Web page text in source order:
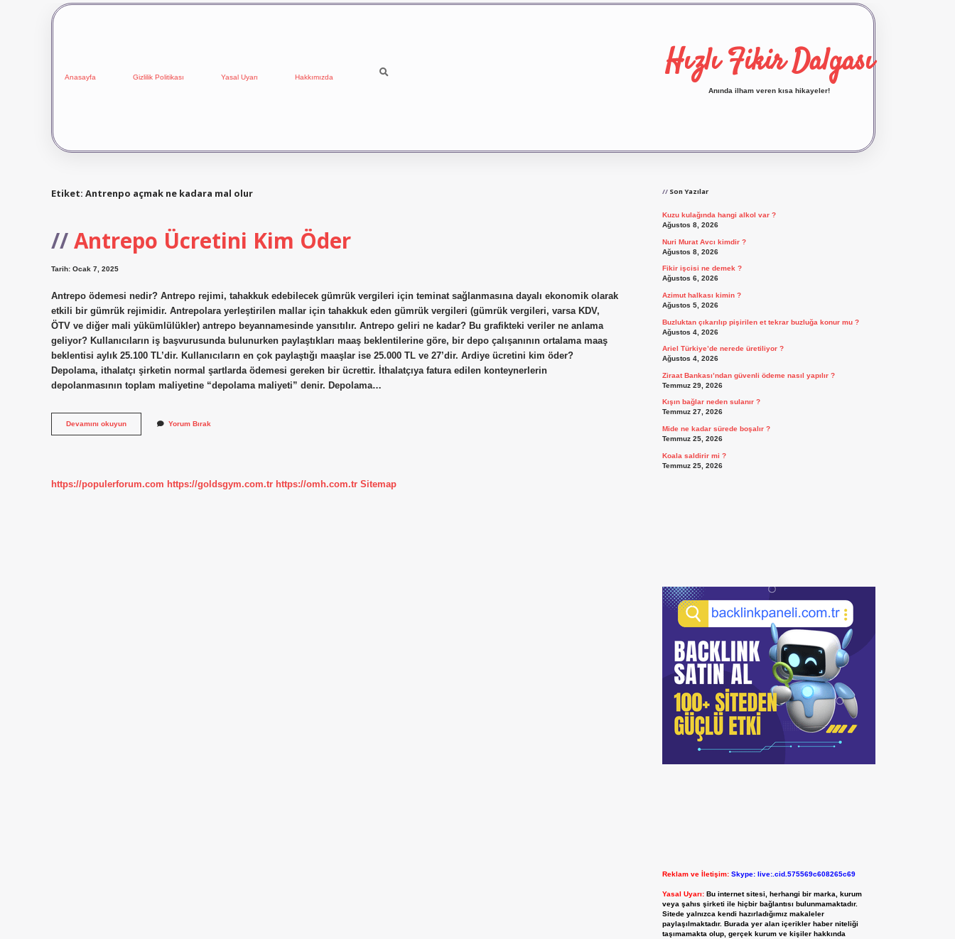
Anasayfa Gizlilik Politikası Yasal Uyarı Hakkımızda Hızlı Fikir Dalgası
Anında ilham veren kısa hikayeler!
Etiket: Antrenpo açmak ne kadara mal olur
Antrepo Ücretini Kim Öder
Tarih: Ocak 7, 2025
Antrepo ödemesi nedir? Antrepo rejimi, tahakkuk edebilecek gümrük vergileri için teminat sağlanmasına dayalı ekonomik olarak
etkili bir gümrük rejimidir. Antrepolara yerleştirilen mallar için tahakkuk eden gümrük vergileri (gümrük vergileri, varsa KDV,
ÖTV ve diğer mali yükümlülükler) antrepo beyannamesinde yansıtılır. Antrepo geliri ne kadar? Bu grafikteki veriler ne anlama
geliyor? Kullanıcıların iş başvurusunda bulunurken paylaştıkları maaş beklentilerine göre, bir depo çalışanının ortalama maaş
beklentisi aylık 25.100 TL’dir. Kullanıcıların en çok paylaştığı maaşlar ise 25.000 TL ve 27’dir. Ardiye ücretini kim öder?
Depolama, ithalatçı şirketin normal şartlarda ödemesi gereken bir ücrettir. İthalatçıya fatura edilen konteynerlerin
depolanmasının toplam maliyetine “depolama maliyeti” denir. Depolama…
Devamını okuyunAntrepo
Ücretini
Yorum Bırak
https://populerforum.com https://goldsgym.com.tr https://omh.com.tr Sitemap
Son Yazılar
Kuzu kulağında hangi alkol var ?
Ağustos 8, 2026
Nuri Murat Avcı kimdir ?
Ağustos 8, 2026
Fikir işcisi ne demek ?
Ağustos 6, 2026
Azimut halkası kimin ?
Ağustos 5, 2026
Buzluktan çıkarılıp pişirilen et tekrar buzluğa konur mu ?
Ağustos 4, 2026
Ariel Türkiye’de nerede üretiliyor ?
Ağustos 4, 2026
Ziraat Bankası’ndan güvenli ödeme nasıl yapılır ?
Temmuz 29, 2026
Kışın bağlar neden sulanır ?
Temmuz 27, 2026
Mide ne kadar sürede boşalır ?
Temmuz 25, 2026
Koala saldirir mi ?
Temmuz 25, 2026
Reklam ve İletişim: Skype: live:.cid.575569c608265c69
Yasal Uyarı: Bu internet sitesi, herhangi bir marka, kurum
veya şahıs şirketi ile hiçbir bağlantısı bulunmamaktadır.
Sitede yalnızca kendi hazırladığımız makaleler
paylaşılmaktadır. Burada yer alan içerikler haber niteliği
taşımamakta olup, gerçek kurum ve kişiler hakkında